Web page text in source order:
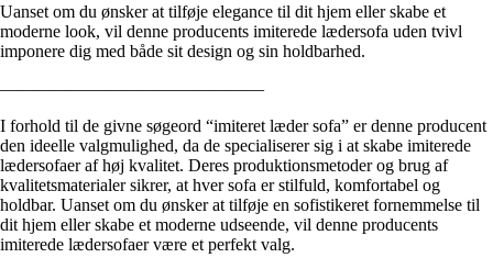
Uanset om du ønsker at tilføje elegance til dit hjem eller skabe et
moderne look, vil denne producents imiterede lædersofa uden tvivl
imponere dig med både sit design og sin holdbarhed.
———————————————
I forhold til de givne søgeord “imiteret læder sofa” er denne producent
den ideelle valgmulighed, da de specialiserer sig i at skabe imiterede
lædersofaer af høj kvalitet. Deres produktionsmetoder og brug af
kvalitetsmaterialer sikrer, at hver sofa er stilfuld, komfortabel og
holdbar. Uanset om du ønsker at tilføje en sofistikeret fornemmelse til
dit hjem eller skabe et moderne udseende, vil denne producents
imiterede lædersofaer være et perfekt valg.